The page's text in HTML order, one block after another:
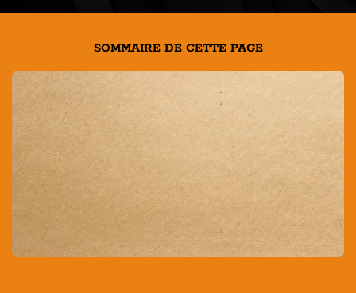
SOMMAIRE DE CETTE PAGE